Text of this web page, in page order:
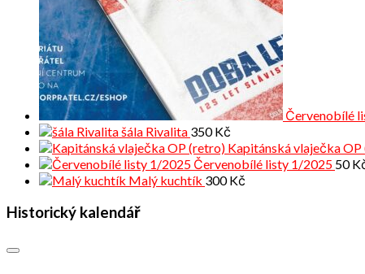
Červenobílé
šála Rivalita 350Kč
Kapitánská vlaječka
Červenobílé listy 1/2025 50
Malý kuchtík 300Kč
Historický kalendář